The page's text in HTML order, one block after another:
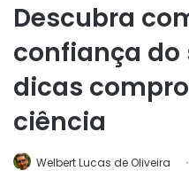
Descubra
confiança do
dicas
ciência
Welbert Lucas de Oliveira